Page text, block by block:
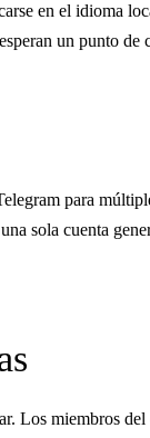
en el idioma
un punto de
para
sola cuenta
Los miembros